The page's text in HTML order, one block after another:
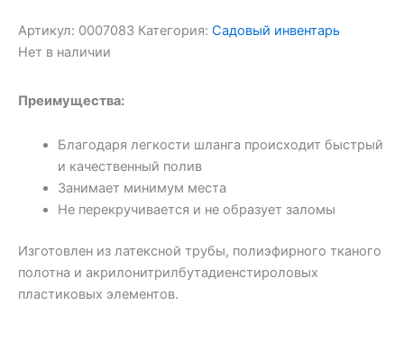
Артикул: 0007083 Категория: Садовый инвентарь
Нет в наличии
Преимущества:
Благодаря легкости шланга происходит быстрый
и качественный полив
Занимает минимум места
Не перекручивается и не образует заломы
Изготовлен из латексной трубы, полиэфирного тканого
полотна и акрилонитрилбутадиенстироловых
пластиковых элементов.